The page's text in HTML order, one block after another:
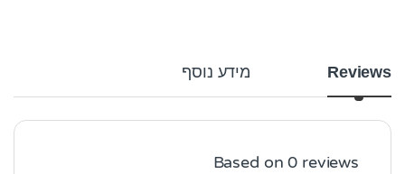
Reviews מידע נוסף
Based on 0 reviews